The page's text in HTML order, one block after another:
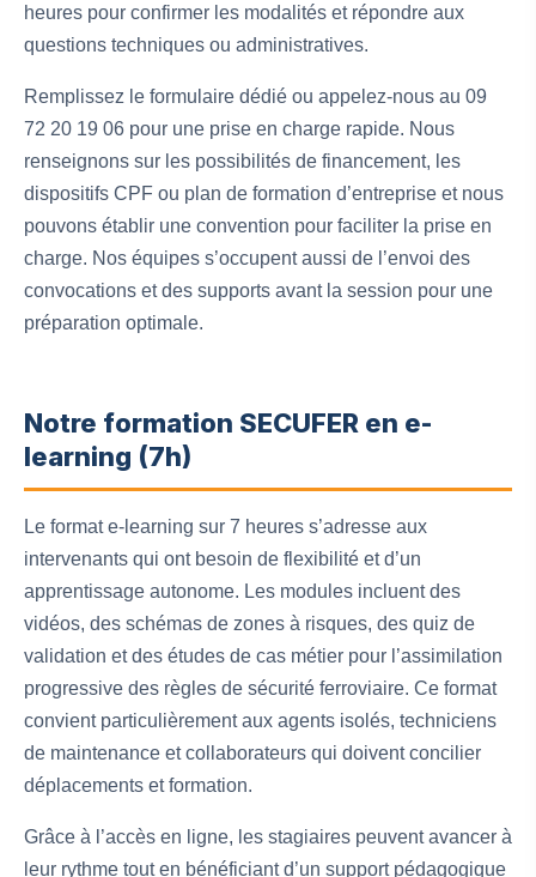
heures pour confirmer les modalités et répondre aux
questions techniques ou administratives.
Remplissez le formulaire dédié ou appelez-nous au 09
72 20 19 06 pour une prise en charge rapide. Nous
renseignons sur les possibilités de financement, les
dispositifs CPF ou plan de formation d’entreprise et nous
pouvons établir une convention pour faciliter la prise en
charge. Nos équipes s’occupent aussi de l’envoi des
convocations et des supports avant la session pour une
préparation optimale.
Notre formation SECUFER en e-
learning (7h)
Le format e-learning sur 7 heures s’adresse aux
intervenants qui ont besoin de flexibilité et d’un
apprentissage autonome. Les modules incluent des
vidéos, des schémas de zones à risques, des quiz de
validation et des études de cas métier pour l’assimilation
progressive des règles de sécurité ferroviaire. Ce format
convient particulièrement aux agents isolés, techniciens
de maintenance et collaborateurs qui doivent concilier
déplacements et formation.
Grâce à l’accès en ligne, les stagiaires peuvent avancer à
leur rythme tout en bénéficiant d’un support pédagogique